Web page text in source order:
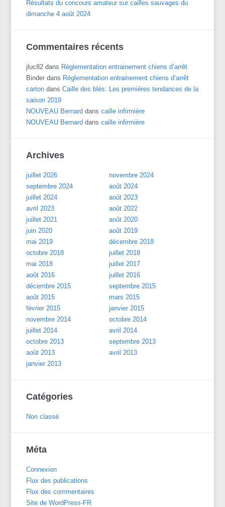
Résultats du concours amateur sur cailles sauvages du
dimanche 4 août 2024
Commentaires récents
jluc82 dans Réglementation entrainement chiens d’arrêt
Binder dans Réglementation entrainement chiens d’arrêt
carton dansCaille des blés: Les premières tendances de la
saison 2019
NOUVEAU Bernard danscaille infirmière
NOUVEAU Bernard danscaille infirmière
Archives
juillet 2026
novembre 2024
septembre 2024
août 2024
juillet 2024
août 2023
avril 2023
août 2022
juillet 2021
août 2020
juin 2020
août 2019
mai 2019
décembre 2018
octobre 2018
juillet 2018
mai 2018
juillet 2017
août 2016
juillet 2016
décembre 2015
septembre 2015
août 2015
mars 2015
février 2015
janvier 2015
novembre 2014
octobre 2014
juillet 2014
avril 2014
octobre 2013
septembre 2013
août 2013
avril 2013
janvier 2013
Catégories
Non classé
Méta
Connexion
Flux des publications
Flux des commentaires
Site de WordPress-FR